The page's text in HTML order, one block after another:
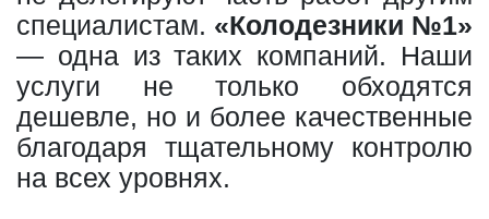
специалистам. «Колодезники №1»
— одна из таких компаний. Наши
услуги не только обходятся
дешевле, но и более качественные
благодаря тщательному контролю
на всех уровнях.